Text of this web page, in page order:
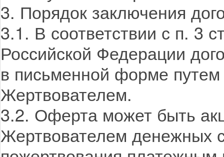
3. Порядок заключения
3.1. В соответствии с п. 3
Российской Федерации
в письменной форме
Жертвователем.
3.2. Оферта может быть
Жертвователем денежных